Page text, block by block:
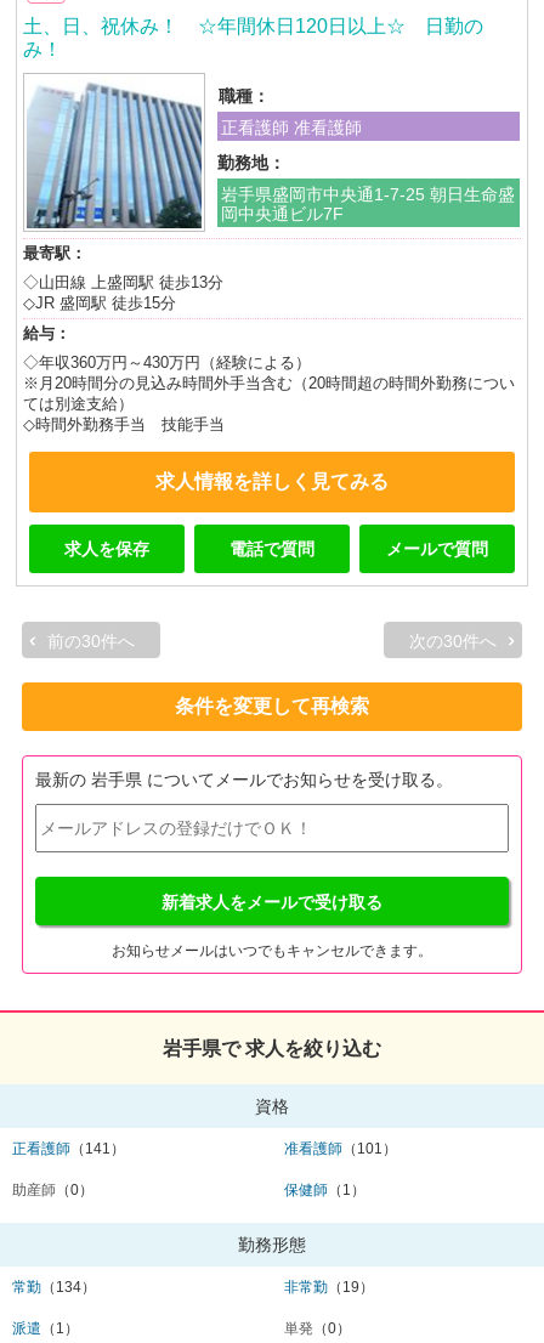
土、日、祝休み！ ☆年間休日120日以上☆ 日勤の
み！
職種：
正看護師 准看護師
勤務地：
岩手県盛岡市中央通1-7-25 朝日生命盛
岡中央通ビル7F
最寄駅：
◇山田線 上盛岡駅 徒歩13分
◇JR 盛岡駅 徒歩15分
給与：
◇年収360万円～430万円（経験による）
※月20時間分の見込み時間外手当含む（20時間超の時間外勤務につい
ては別途支給）
◇時間外勤務手当 技能手当
求人情報を詳しく見てみる
求人を保存 電話で質問 メールで質問
前の30件へ 次の30件へ
条件を変更して再検索
最新の 岩手県 についてメールでお知らせを受け取る。
新着求人をメールで受け取る
お知らせメールはいつでもキャンセルできます。
岩手県で 求人を絞り込む
資格
正看護師 （141） 准看護師 （101）
助産師 （0） 保健師 （1）
勤務形態
常勤 （134） 非常勤 （19）
派遣 （1） 単発 （0）